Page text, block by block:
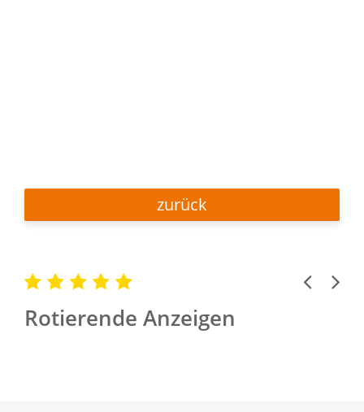
zurück
Rotierende Anzeigen
Previous
Next